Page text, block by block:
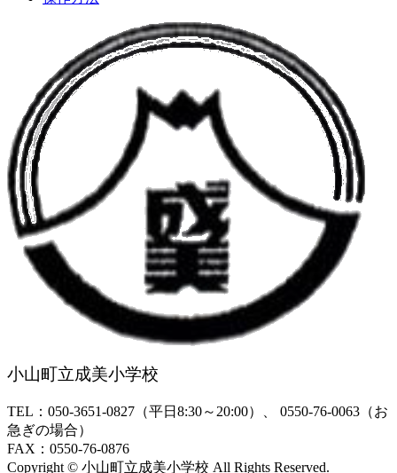
小山町立成美小学校
TEL：050-3651-0827（平日8:30～20:00）、 0550-76-0063（お
急ぎの場合）
FAX：0550-76-0876
Copyright © 小山町立成美小学校 All Rights Reserved.